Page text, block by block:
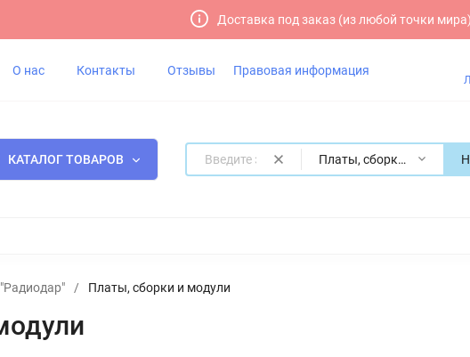
Доставка под заказ (из любой точки мира)
О нас Контакты Отзывы Правовая информация
КАТАЛОГ ТОВАРОВ Платы, сборки и модули
/ Платы, сборки и модули